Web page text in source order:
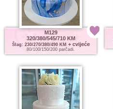
M129
320/380/545/710 KM
Šlag: 230/270/380/490 KM + cvijeće
80/100/150/200 parčadi.